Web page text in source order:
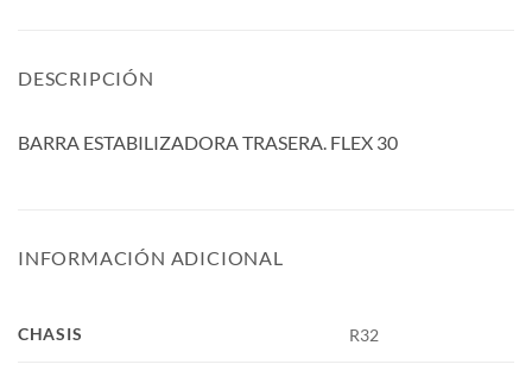
DESCRIPCIÓN
BARRA ESTABILIZADORA TRASERA. FLEX 30
INFORMACIÓN ADICIONAL
CHASIS R32